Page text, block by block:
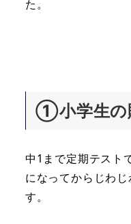
た。
①小学生の
中1まで定期テスト
になってからじわ
す。